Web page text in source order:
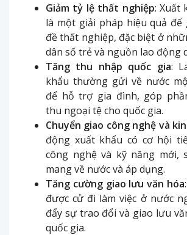
Giảm tỷ lệ thất nghiệp: Xuất
là một giải pháp hiệu quả để
đề thất nghiệp, đặc biệt ở
dân số trẻ và nguồn lao động
Tăng thu nhập quốc gia:
khẩu thường gửi về nước
để hỗ trợ gia đình, góp
thu ngoại tệ cho quốc gia.
Chuyển giao công nghệ và
động xuất khẩu có cơ hội
công nghệ và kỹ năng mới,
mang về nước và áp dụng.
Tăng cường giao lưu văn hóa
được cử đi làm việc ở nước
đẩy sự trao đổi và giao lưu
quốc gia.